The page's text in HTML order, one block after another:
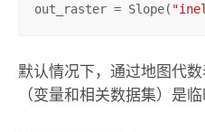
out_raster = Slope(
默认情况下，通过地图代
（变量和相关数据集）是临